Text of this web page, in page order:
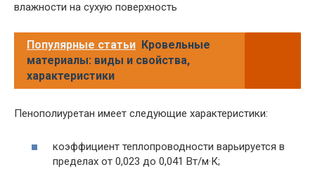
влажности на сухую поверхность
Популярные статьи Кровельные
материалы: виды и свойства,
характеристики
Пенополиуретан имеет следующие характеристики:
коэффициент теплопроводности варьируется в
пределах от 0,023 до 0,041 Вт/м·К;